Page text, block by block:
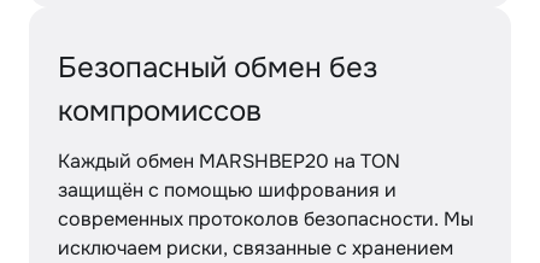
Безопасный обмен без
компромиссов
Каждый обмен MARSHBEP20 на TON
защищён с помощью шифрования и
современных протоколов безопасности. Мы
исключаем риски, связанные с хранением